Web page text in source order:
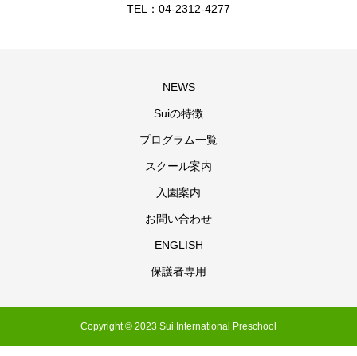
TEL：04-2312-4277
NEWS
Suiの特徴
プログラム一覧
スクール案内
入園案内
お問い合わせ
ENGLISH
保護者専用
Copyright © 2023 Sui International Preschool